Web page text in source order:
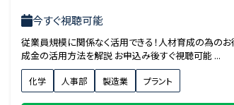
今すぐ視聴可能
従業員規模に関係なく活用できる！人材育成の為の
成金の活用方法を解説 お申込み後すぐ視聴可能 ...
化学 人事部 製造業 プラント